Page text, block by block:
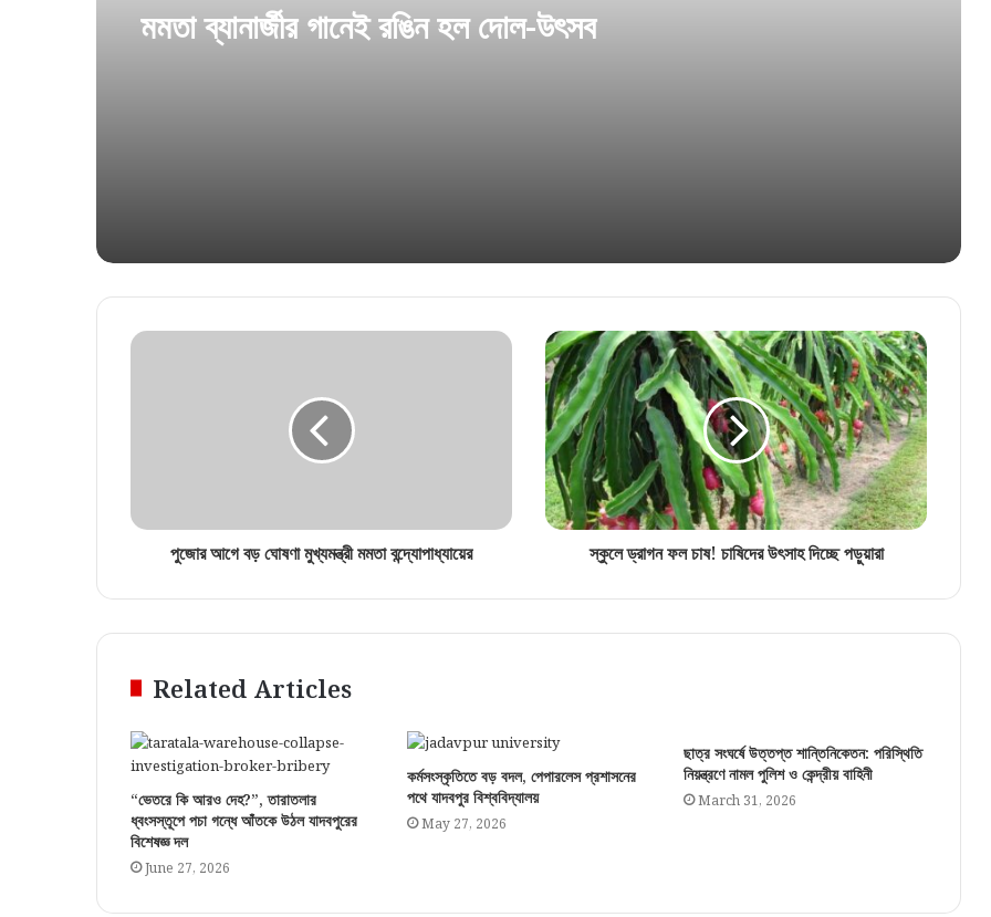
মমতা ব্যানার্জীর গানেই রঙিন হল দোল-উৎসব
পুজোর আগে বড় ঘোষণা মুখ্যমন্ত্রী মমতা বন্দ্যোপাধ্যায়ের স্কুলে ড্রাগন ফল চাষ! চাষিদের উৎসাহ দিচ্ছে পড়ুয়ারা
Related Articles
“ভেতরে কি আরও দেহ?”, তারাতলার
ধ্বংসস্তূপে পচা গন্ধে আঁতকে উঠল যাদবপুরের
বিশেষজ্ঞ দল
June 27, 2026
কর্মসংস্কৃতিতে বড় বদল, পেপারলেস প্রশাসনের
পথে যাদবপুর বিশ্ববিদ্যালয়
May 27, 2026
ছাত্র সংঘর্ষে উত্তপ্ত শান্তিনিকেতন: পরিস্থিতি
নিয়ন্ত্রণে নামল পুলিশ ও কেন্দ্রীয় বাহিনী
March 31, 2026